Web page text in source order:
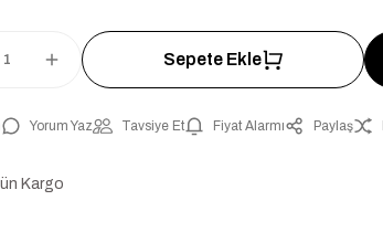
Sepete Ekle
Yorum Yaz Tavsiye Et Fiyat Alarmı Paylaş
Kargo